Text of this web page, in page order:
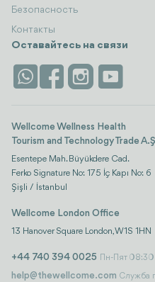
Безопасность
Контакты
Оставайтесь на связи
Wellcome Wellness Health
Tourism and Technology Trade
Esentepe Mah. Büyükdere Cad.
Ferko Signature No: 175 İç Kapı No: 6
Şişli / İstanbul
Wellcome London Office
13 Hanover Square London, W1S 1HN
+44 740 394 0025 Пн-Пят
help@thewellcome.com Служба